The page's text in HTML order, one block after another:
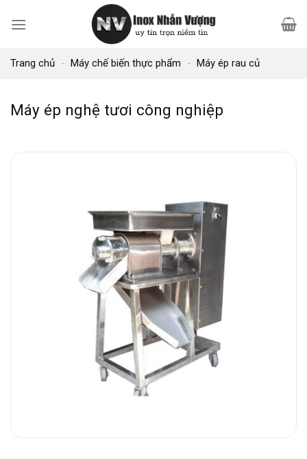
qua
dungTrang chủ - Máy chế biến thực phẩm - Máy ép rau củ
Máy ép nghệ tươi công nghiệp